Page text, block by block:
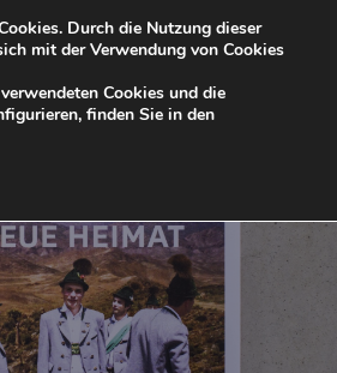
Durch die Nutzung dieser
mit der Verwendung von Cookies
Cookies und die
finden Sie in den